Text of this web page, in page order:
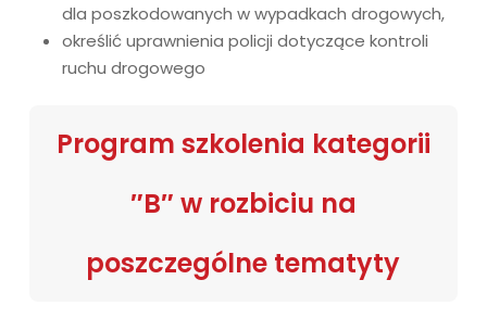
dla poszkodowanych w wypadkach drogowych,
określić uprawnienia policji dotyczące kontroli
ruchu drogowego
Program szkolenia kategorii
″B″ w rozbiciu na
poszczególne tematyty